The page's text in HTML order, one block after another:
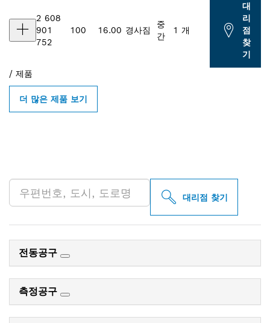
2 608
901
752
100 16.00 경사짐
중
간
1 개
대
리
점
찾
기
/ 제품
더 많은 제품 보기
대리점 찾기
전동공구
측정공구